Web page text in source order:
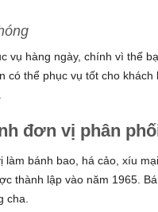
vụ hàng ngày, chính vì thế
có thể phục vụ tốt cho
đơn vị phân
làm bánh bao, há cảo, xíu
thành lập vào năm 1965.
cha.